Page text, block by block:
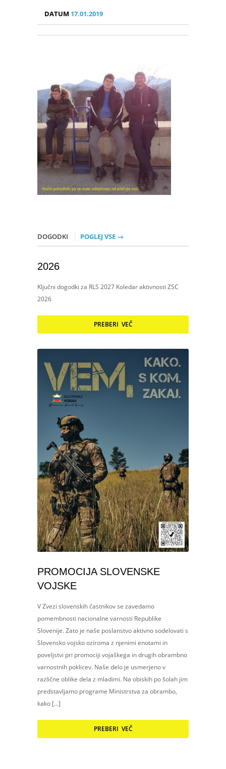
DATUM 17.01.2019
DOGODKI POGLEJ VSE →
2026
Ključni dogodki za RLS 2027 Koledar aktivnosti ZSC
2026
PREBERI VEČ
PROMOCIJA SLOVENSKE
VOJSKE
V Zvezi slovenskih častnikov se zavedamo
pomembnosti nacionalne varnosti Republike
Slovenije. Zato je naše poslanstvo aktivno sodelovati s
Slovensko vojsko oziroma z njenimi enotami in
poveljstvi pri promociji vojaškega in drugih obrambno
varnostnih poklicev. Naše delo je usmerjeno v
različne oblike dela z mladimi. Na obiskih po šolah jim
predstavljamo programe Ministrstva za obrambo,
kako […]
PREBERI VEČ